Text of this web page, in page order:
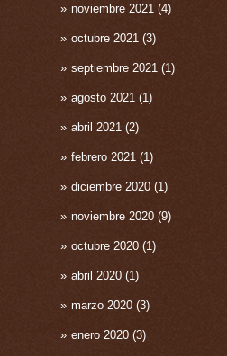
noviembre 2021 (4)
octubre 2021 (3)
septiembre 2021 (1)
agosto 2021 (1)
abril 2021 (2)
febrero 2021 (1)
diciembre 2020 (1)
noviembre 2020 (9)
octubre 2020 (1)
abril 2020 (1)
marzo 2020 (3)
enero 2020 (3)